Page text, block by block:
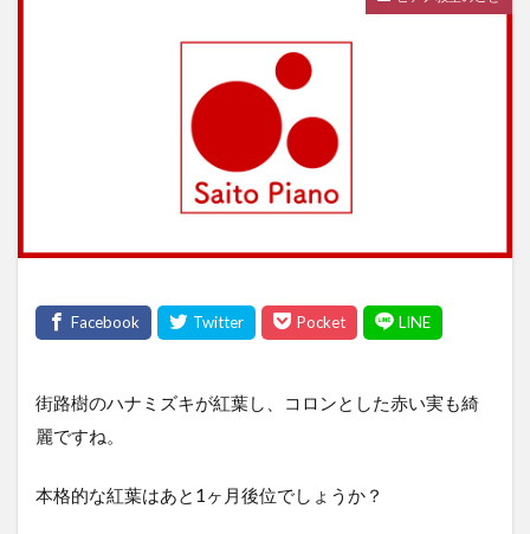
街路樹のハナミズキが紅葉し、コロンとした赤い実も綺
麗ですね。
本格的な紅葉はあと1ヶ月後位でしょうか？